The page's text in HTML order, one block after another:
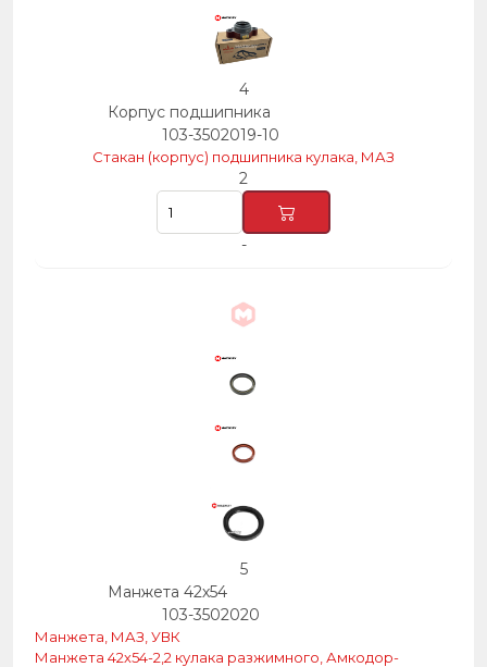
4
Корпус подшипника
103-3502019-10
Стакан (корпус) подшипника кулака, МАЗ
2
-
5
Манжета 42х54
103-3502020
Манжета, МАЗ, УВК
Манжета 42х54-2,2 кулака разжимного, Амкодор-